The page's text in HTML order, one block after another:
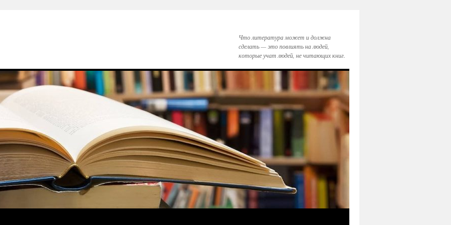
Что литература может и должна
сделать — это повлиять на людей,
которые учат людей, не читающих книг.